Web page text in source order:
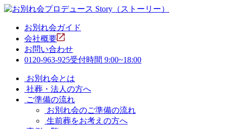
お別れ会ガイド
会社概要
お問い合わせ
0120-963-925受付時間 9:00~18:00
お別れ会とは
社葬・法人の方へ
ご準備の流れ
お別れ会のご準備の流れ
生前葬をお考えの方へ